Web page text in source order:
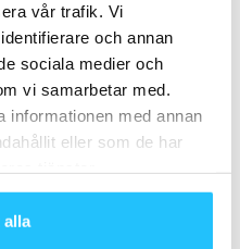
vår trafik. Vi
och annan
sociala medier och
vi samarbetar med.
informationen med annan
eller som de har
alla
Fitness...